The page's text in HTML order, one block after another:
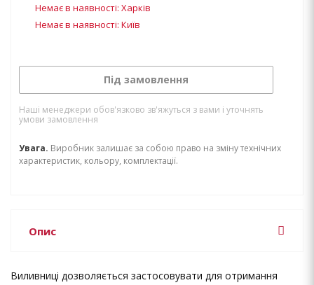
Немає в наявності: Харків
Немає в наявності: Київ
Під замовлення
Наші менеджери обов'язково зв'яжуться з вами і уточнять
умови замовлення
Увага. Виробник залишає за собою право на зміну технічних
характеристик, кольору, комплектації.
Опис
Виливниці дозволяється застосовувати для отримання